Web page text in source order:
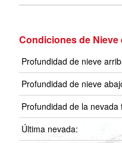
Condiciones de Nieve
Profundidad de nieve
Profundidad de nieve
Profundidad de la nevada
Última nevada: